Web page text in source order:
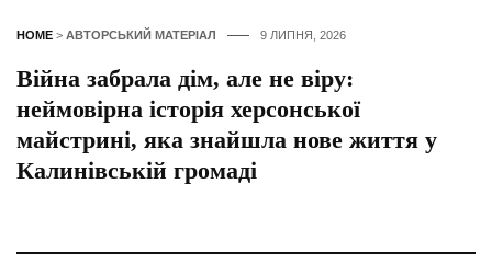
HOME > АВТОРСЬКИЙ МАТЕРІАЛ 9 ЛИПНЯ, 2026
Війна забрала дім, але не віру:
неймовірна історія херсонської
майстрині, яка знайшла нове життя у
Калинівській громаді